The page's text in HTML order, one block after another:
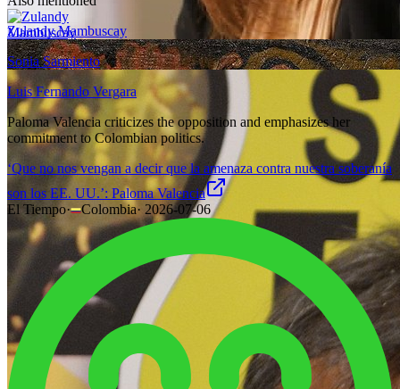
Zulandy Mambuscay
Sonia Sarmiento
Luis Fernando Vergara
Paloma Valencia criticizes the opposition and emphasizes her
commitment to Colombian politics.
‘Que no nos vengan a decir que la amenaza contra nuestra soberanía
son los EE. UU.’: Paloma Valencia
El Tiempo· Colombia· 2026-07-06